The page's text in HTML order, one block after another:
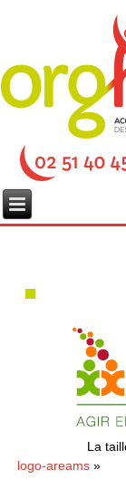
La
logo-areams »